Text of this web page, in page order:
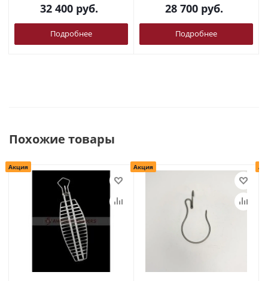
32 400 руб.
Подробнее
28 700 руб.
Подробнее
Похожие товары
Акция Акция